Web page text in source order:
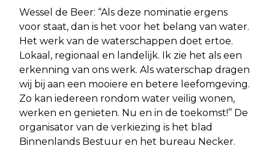
Wessel de Beer: “Als deze nominatie ergens
voor staat, dan is het voor het belang van water.
Het werk van de waterschappen doet ertoe.
Lokaal, regionaal en landelijk. Ik zie het als een
erkenning van ons werk. Als waterschap dragen
wij bij aan een mooiere en betere leefomgeving.
Zo kan iedereen rondom water veilig wonen,
werken en genieten. Nu en in de toekomst!’’ De
organisator van de verkiezing is het blad
Binnenlands Bestuur en het bureau Necker.